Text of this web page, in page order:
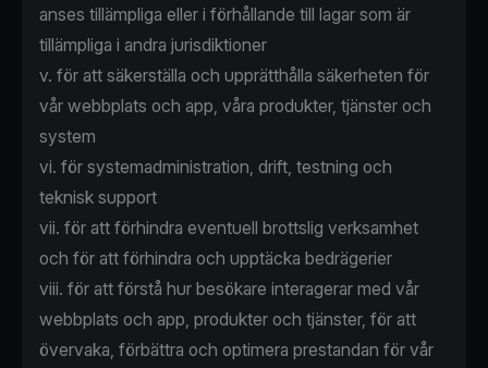
anses tillämpliga eller i förhållande till lagar som är
tillämpliga i andra jurisdiktioner
v. för att säkerställa och upprätthålla säkerheten för
vår webbplats och app, våra produkter, tjänster och
system
vi. för systemadministration, drift, testning och
teknisk support
vii. för att förhindra eventuell brottslig verksamhet
och för att förhindra och upptäcka bedrägerier
viii. för att förstå hur besökare interagerar med vår
webbplats och app, produkter och tjänster, för att
övervaka, förbättra och optimera prestandan för vår